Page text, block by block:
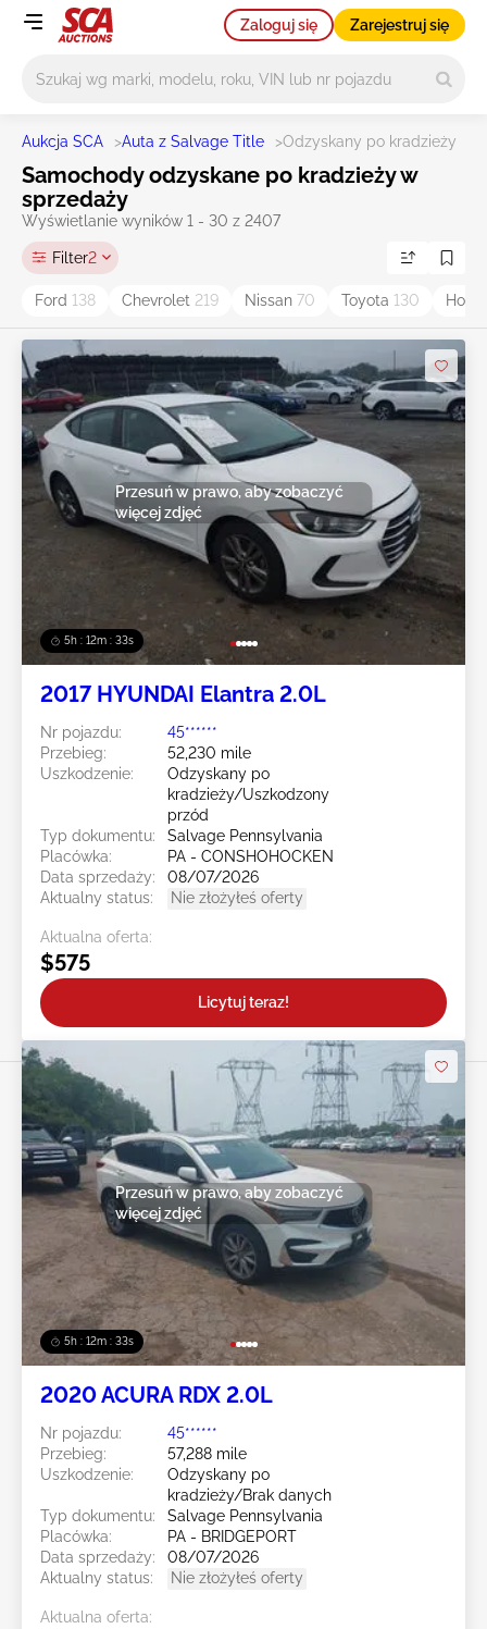
Zaloguj się Zarejestruj się
Aukcja SCA >Auta z Salvage Title >Odzyskany po kradzieży
Samochody odzyskane po kradzieży w
sprzedaży
Wyświetlanie wyników 1 - 30 z 2407
Filter2
Ford 138 Chevrolet 219 Nissan 70 Toyota 130
5h : 12m : 31s
Przesuń w prawo, aby zobaczyć
więcej zdjęć
2017 HYUNDAI Elantra 2.0L
Nr pojazdu:
45******
Przebieg:
52,230 mile
Uszkodzenie:
Odzyskany po
kradzieży/Uszkodzony
przód
Typ dokumentu:
Salvage Pennsylvania
Placówka:
PA - CONSHOHOCKEN
Data sprzedaży:
08/07/2026
Aktualny status:
Nie złożyłeś oferty
Aktualna oferta:
$575
Licytuj teraz!
5h : 12m : 31s
Przesuń w prawo, aby zobaczyć
więcej zdjęć
2020 ACURA RDX 2.0L
Nr pojazdu:
45******
Przebieg:
57,288 mile
Uszkodzenie:
Odzyskany po
kradzieży/Brak danych
Typ dokumentu:
Salvage Pennsylvania
Placówka:
PA - BRIDGEPORT
Data sprzedaży:
08/07/2026
Aktualny status:
Nie złożyłeś oferty
Aktualna oferta: